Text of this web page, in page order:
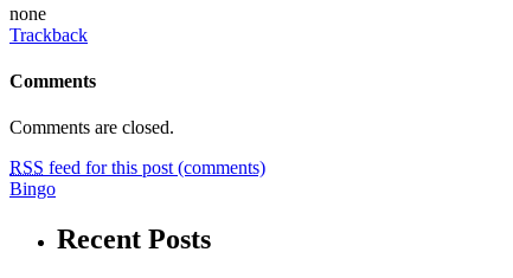
none
Trackback
Comments
Comments are closed.
RSS feed for this post (comments)
Bingo
Recent Posts